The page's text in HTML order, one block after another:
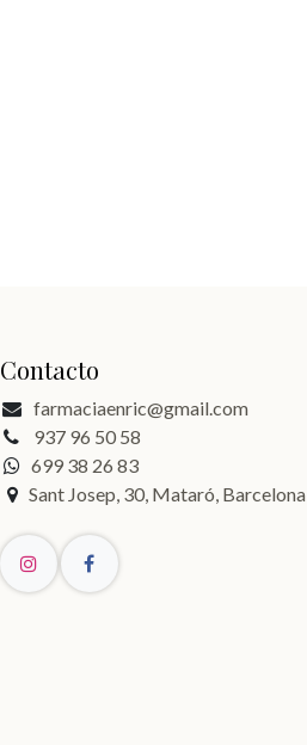
Contacto
farmaciaenric@gmail.com
937 96 50 58
699 38 26 83
Sant Josep, 30, Mataró, Barcelona